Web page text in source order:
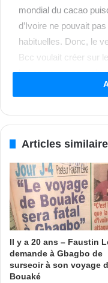
mondial du cacao
d’Ivoire ne pouvait
habituelles. Donc, le
Bcc voulait créer sur
les cours, ne pouvait
raison de sept mois
marqué en co-Une ‘’
Gbagbo a un pouvoir
rendait compte d’une
ministre Adjoumani
la Maison d’arrêt et
Pôle pénitentiaire
prison. Recevant son
animale et des
Articles
Il y a 20 ans – Faustin
demande à Gbagbo de
surseoir à son voyage
Bouaké